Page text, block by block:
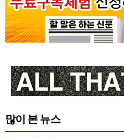
많이 본 뉴스